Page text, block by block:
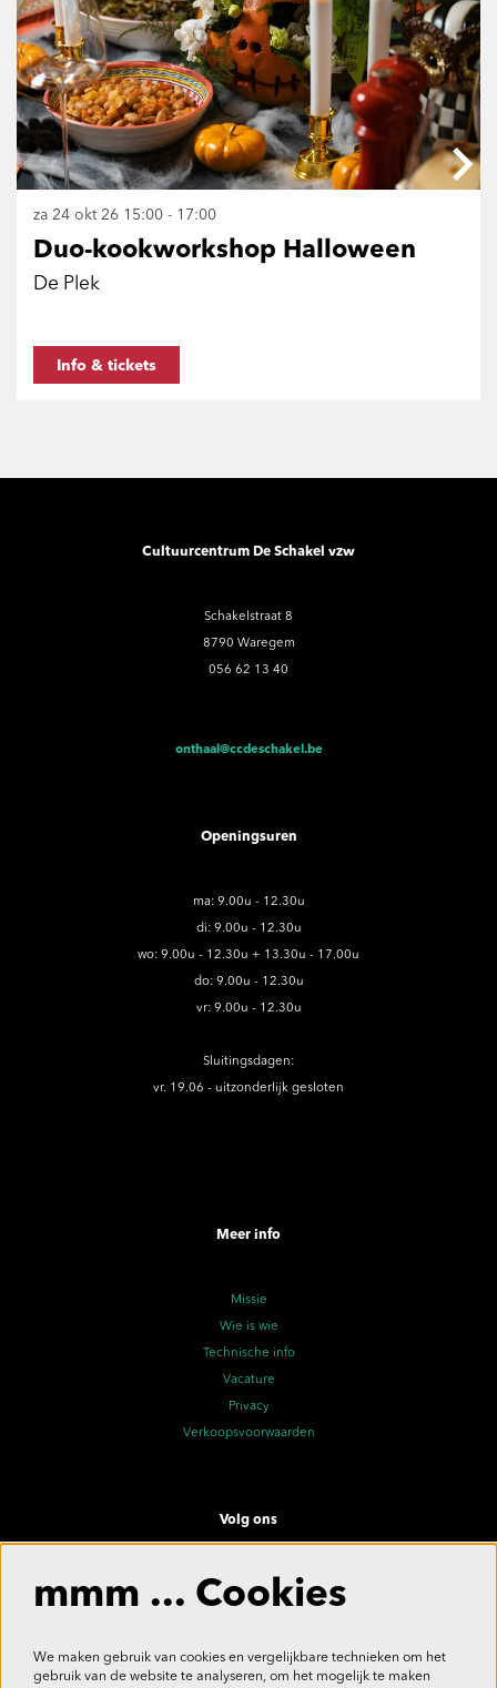
Duo-kookworkshop Halloween
De Plek
za 24 okt 26 15:00 - 17:00
Info & tickets
Cultuurcentrum De Schakel vzw
Schakelstraat 8
8790 Waregem
056 62 13 40
onthaal@ccdeschakel.be
Openingsuren
ma: 9.00u - 12.30u
di: 9.00u - 12.30u
wo: 9.00u - 12.30u + 13.30u - 17.00u
do: 9.00u - 12.30u
vr: 9.00u - 12.30u
Sluitingsdagen:
vr. 19.06 - uitzonderlijk gesloten
Meer info
Missie
Wie is wie
Technische info
Vacature
Privacy
Verkoopsvoorwaarden
Volg ons
mmm ... Cookies
We maken gebruik van cookies en vergelijkbare technieken om het
gebruik van de website te analyseren, om het mogelijk te maken